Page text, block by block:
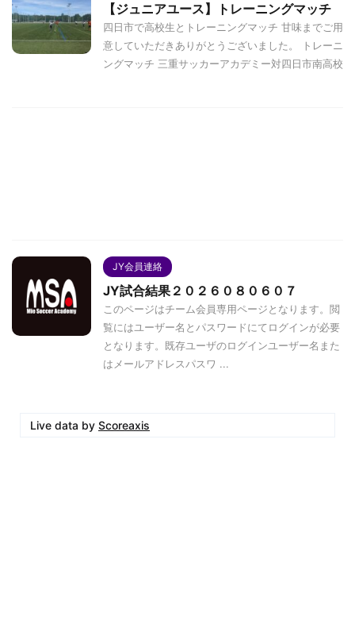
【ジュニアユース】トレーニングマッチ
四日市で高校生とトレーニングマッチ 甘味までご用
意していただきありがとうございました。 トレーニ
ングマッチ 三重サッカーアカデミー対四日市南高校
JY会員連絡
JY試合結果２０２６０８０６０７
このページはチーム会員専用ページとなります。閲
覧にはユーザー名とパスワードにてログインが必要
となります。既存ユーザのログインユーザー名また
はメールアドレスパスワ ...
Live data by Scoreaxis